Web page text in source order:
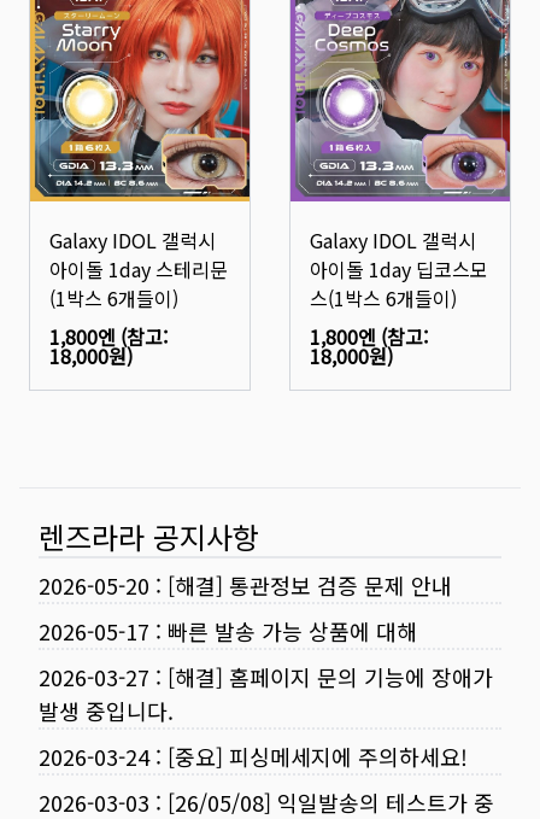
Galaxy IDOL 갤럭시
아이돌 1day 스테리문
(1박스 6개들이)
1,800엔 (참고:
18,000원)
Galaxy IDOL 갤럭시
아이돌 1day 딥코스모
스(1박스 6개들이)
1,800엔 (참고:
18,000원)
렌즈라라 공지사항
2026-05-20 : [해결] 통관정보 검증 문제 안내
2026-05-17 : 빠른 발송 가능 상품에 대해
2026-03-27 : [해결] 홈페이지 문의 기능에 장애가
발생 중입니다.
2026-03-24: [중요] 피싱메세지에 주의하세요!
2026-03-03 : [26/05/08] 익일발송의 테스트가 중